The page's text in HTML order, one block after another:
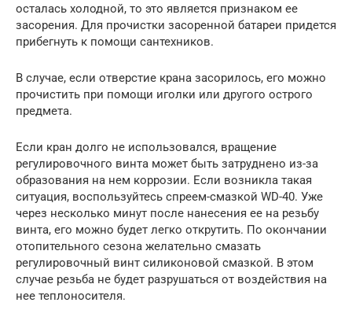
осталась холодной, то это является признаком ее
засорения. Для прочистки засоренной батареи придется
прибегнуть к помощи сантехников.
В случае, если отверстие крана засорилось, его можно
прочистить при помощи иголки или другого острого
предмета.
Если кран долго не использовался, вращение
регулировочного винта может быть затруднено из-за
образования на нем коррозии. Если возникла такая
ситуация, воспользуйтесь спреем-смазкой WD-40. Уже
через несколько минут после нанесения ее на резьбу
винта, его можно будет легко открутить. По окончании
отопительного сезона желательно смазать
регулировочный винт силиконовой смазкой. В этом
случае резьба не будет разрушаться от воздействия на
нее теплоносителя.